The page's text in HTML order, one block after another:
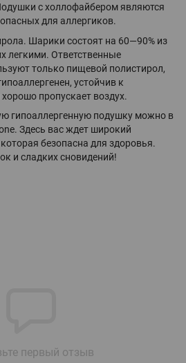
с холлофайбером являются
для аллергиков.
Шарики состоят на 60—90% из
легкими. Ответственные
только пищевой полистирол,
устойчив к
пропускает воздух.
гипоаллергенную подушку можно в
Здесь вас ждет широкий
безопасна для здоровья.
и сладких сновидений!
первый отзыв